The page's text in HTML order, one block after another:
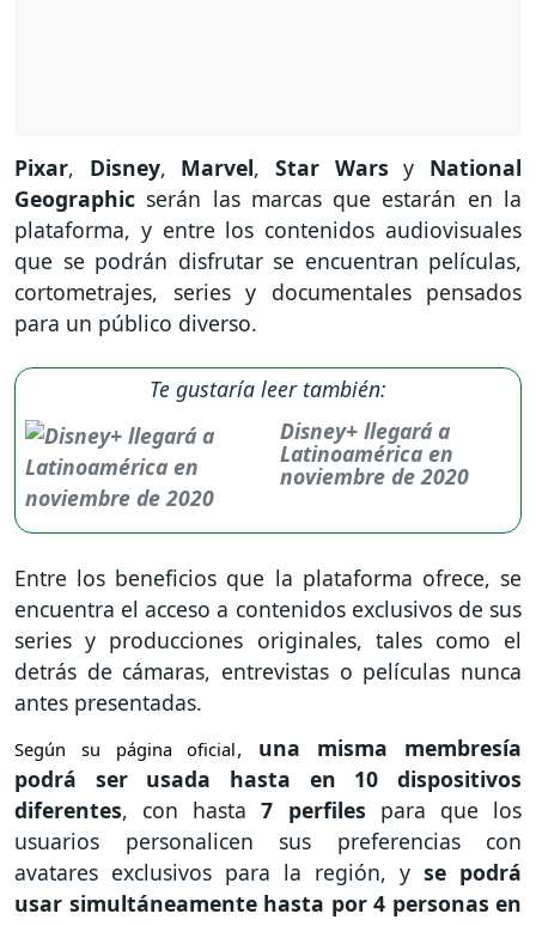
Pixar, Disney, Marvel,Star Warsy National
Geographic serán las marcas que estarán en la
plataforma, y entre los contenidos audiovisuales
que se podrán disfrutar se encuentran películas,
cortometrajes, series y documentales pensados
para un público diverso.
Te gustaría leer también:
Disney+ llegará a
Latinoamérica en
noviembre de 2020
Entre los beneficios que la plataforma ofrece, se
encuentra el acceso a contenidos exclusivos de sus
series y producciones originales, tales como el
detrás de cámaras, entrevistas o películas nunca
antes presentadas.
Según su página oficial, una misma membresía
podrá ser usada hasta en 10 dispositivos
diferentes, con hasta7 perfiles para que los
usuarios personalicen sus preferencias con
avatares exclusivos para la región, y se podrá
usar simultáneamente hasta por 4 personas en